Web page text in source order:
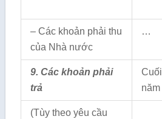
– Các khoản phải thu
của Nhà nước
…
9. Các khoản phải
trả
Cuối
năm
(Tùy theo yêu cầu